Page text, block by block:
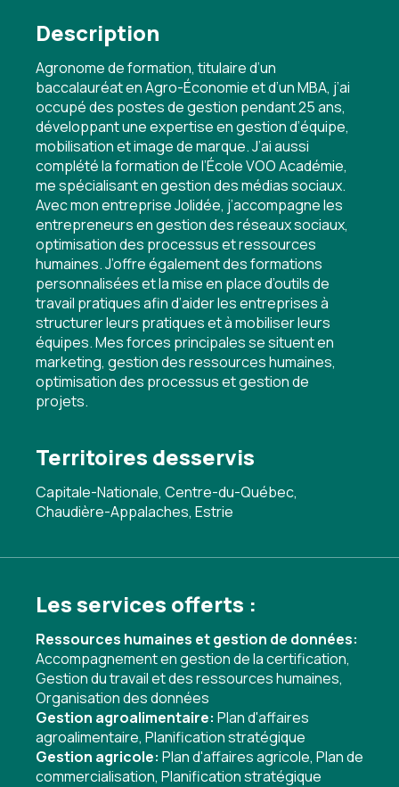
Description
Agronome de formation, titulaire d’un
baccalauréat en Agro-Économie et d’un MBA, j’ai
occupé des postes de gestion pendant 25 ans,
développant une expertise en gestion d’équipe,
mobilisation et image de marque. J’ai aussi
complété la formation de l’École VOO Académie,
me spécialisant en gestion des médias sociaux.
Avec mon entreprise Jolidée, j’accompagne les
entrepreneurs en gestion des réseaux sociaux,
optimisation des processus et ressources
humaines. J’offre également des formations
personnalisées et la mise en place d’outils de
travail pratiques afin d’aider les entreprises à
structurer leurs pratiques et à mobiliser leurs
équipes. Mes forces principales se situent en
marketing, gestion des ressources humaines,
optimisation des processus et gestion de
projets.
Territoires desservis
Capitale-Nationale, Centre-du-Québec,
Chaudière-Appalaches, Estrie
Les services offerts :
Ressources humaines et gestion de données:
Accompagnement en gestion de la certification,
Gestion du travail et des ressources humaines,
Organisation des données
Gestion agroalimentaire: Plan d'affaires
agroalimentaire, Planification stratégique
Gestion agricole: Plan d'affaires agricole, Plan de
commercialisation, Planification stratégique